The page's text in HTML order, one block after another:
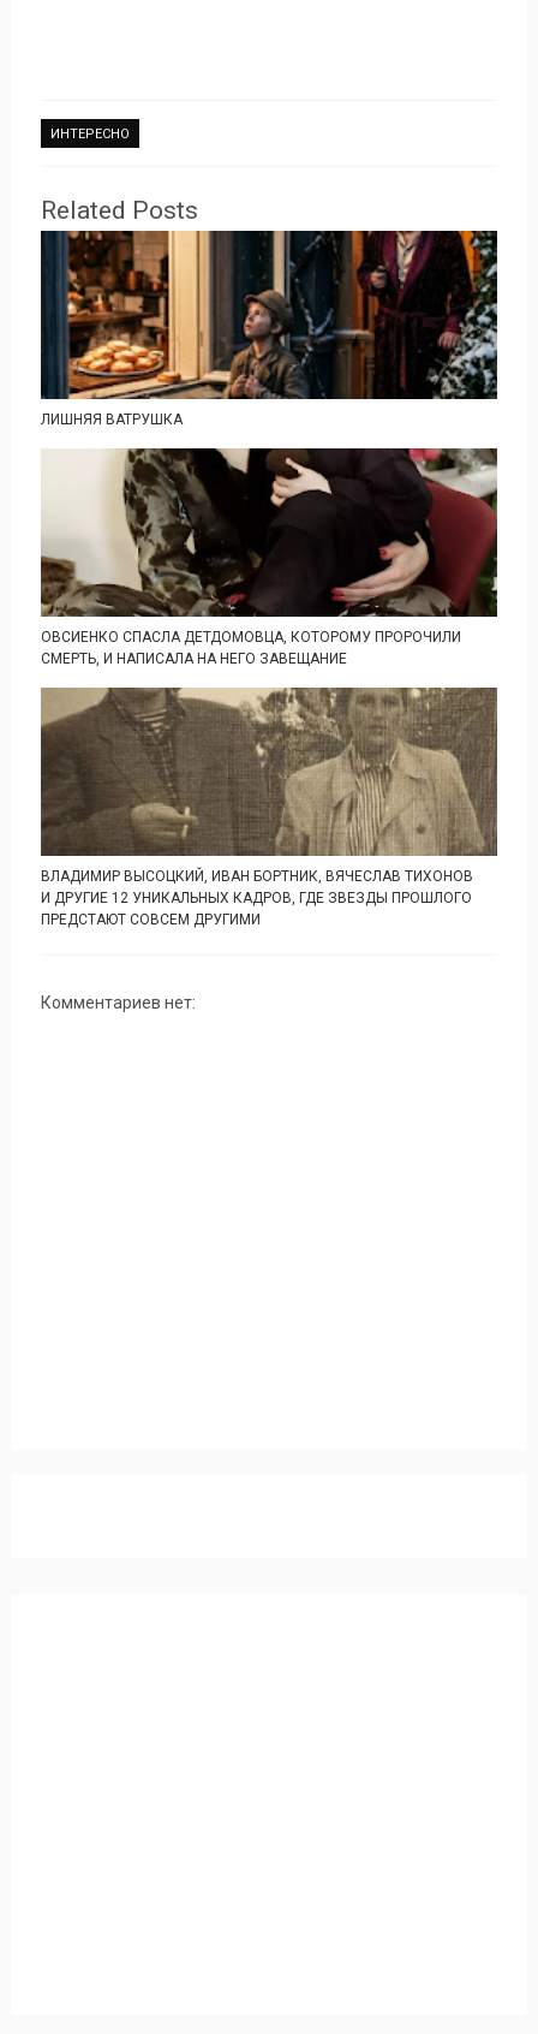
ИНТЕРЕСНО
Related Posts
ЛИШНЯЯ ВАТРУШКА
ОВСИЕНКО СПАСЛА ДЕТДОМОВЦА, КОТОРОМУ ПРОРОЧИЛИ
СМЕРТЬ, И НАПИСАЛА НА НЕГО ЗАВЕЩАНИЕ
ВЛАДИМИР ВЫСОЦКИЙ, ИВАН БОРТНИК, ВЯЧЕСЛАВ ТИХОНОВ
И ДРУГИЕ 12 УНИКАЛЬНЫХ КАДРОВ, ГДЕ ЗВЕЗДЫ ПРОШЛОГО
ПРЕДСТАЮТ СОВСЕМ ДРУГИМИ
Комментариев нет: